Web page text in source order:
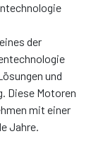
der
und
Diese Motoren
mit einer
Jahre.